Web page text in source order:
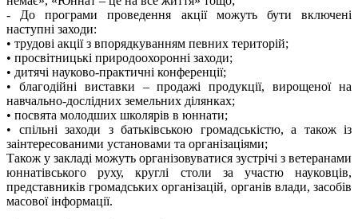
- До програми проведення акції можуть бути включені
наступні заходи:
• трудові акції з впорядкуванням певних територій;
• просвітницькі природоохоронні заходи;
• дитячі науково-практичні конференції;
• благодійні виставки – продажі продукції, вирощеної на
навчально-дослідних земельних ділянках;
• посвята молодших школярів в юннати;
• спільні заходи з батьківською громадськістю, а також із
заінтересованими установами та організаціями;
Також у закладі можуть організовуватися зустрічі з ветеранами
юннатівського руху, круглі столи за участю науковців,
представників громадських організацій, органів влади, засобів
масової інформації.